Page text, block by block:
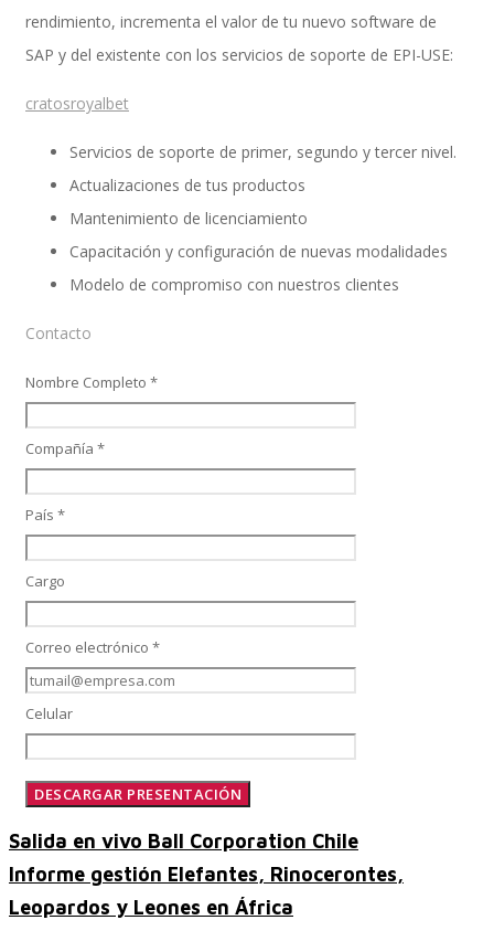
SAP SuccessFactors Employee Central
Learning and Development
Recruiting and Onboarding
Look & Feel SAP SuccessFactors
rendimiento, incrementa el valor de tu nuevo software de
SAP y del existente con los servicios de soporte de EPI-USE:
cratosroyalbet
Servicios de soporte de primer, segundo y tercer nivel.
Actualizaciones de tus productos
Mantenimiento de licenciamiento
Capacitación y configuración de nuevas modalidades
Modelo de compromiso con nuestros clientes
Contacto
Nombre Completo *
Compañía *
País *
Cargo
Correo electrónico *
Celular
Salida en vivo Ball Corporation Chile
Informe gestión Elefantes, Rinocerontes,
Leopardos y Leones en África